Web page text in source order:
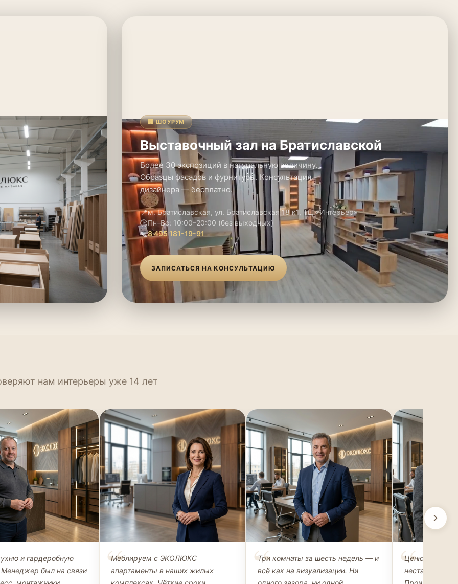
🏢 ШОУРУМ
Выставочный зал на Братиславской
Более 30 экспозиций в натуральную величину.
Образцы фасадов и фурнитуры. Консультация
дизайнера — бесплатно.
📍м. Братиславская, ул. Братиславская 18 к1, ТЦ «Интерьер»
🕑Пн–Вс: 10:00–20:00 (без выходных)
📞8 495 181-19-91
ЗАПИСАТЬСЯ НА КОНСУЛЬТАЦИЮ
нам интерьеры уже 14 лет
КУХНЯ +
и гардеробную
был на связи
Наталья Морозова
ДИРЕКТОР, ООО «СТРОЙИНВЕСТ»
Меблируем с ЭКОЛЮКС
апартаменты в наших жилых
Михаил Захаров
ВЛАДЕЛЕЦ АПАРТАМЕНТОВ
Три комнаты за шесть недель — и
всё как на визуализации. Ни
Ольга
АРХИТЕКТОР-
Ценю